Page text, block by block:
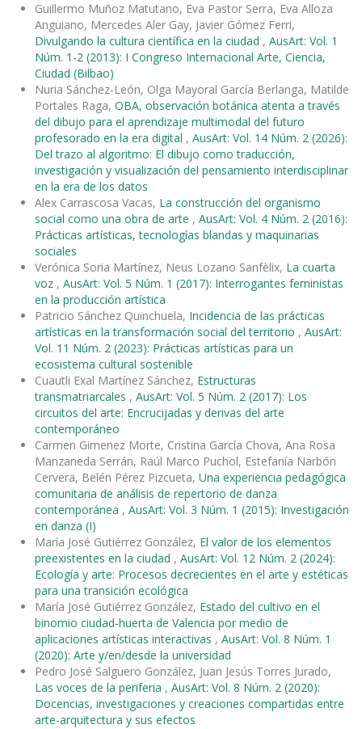
Guillermo Muñoz Matutano, Eva Pastor Serra, Eva Alloza
Anguiano, Mercedes Aler Gay, Javier Gómez Ferri,
Divulgando la cultura científica en la ciudad , AusArt: Vol. 1
Núm. 1-2 (2013): I Congreso Internacional Arte, Ciencia,
Ciudad (Bilbao)
Nuria Sánchez-León, Olga Mayoral García Berlanga, Matilde
Portales Raga, OBA, observación botánica atenta a través
del dibujo para el aprendizaje multimodal del futuro
profesorado en la era digital , AusArt: Vol. 14 Núm. 2 (2026):
Del trazo al algoritmo: El dibujo como traducción,
investigación y visualización del pensamiento interdisciplinar
en la era de los datos
Alex Carrascosa Vacas, La construcción del organismo
social como una obra de arte , AusArt: Vol. 4 Núm. 2 (2016):
Prácticas artísticas, tecnologías blandas y maquinarias
sociales
Verónica Soria Martínez, Neus Lozano Sanfèlix, La cuarta
voz , AusArt: Vol. 5 Núm. 1 (2017): Interrogantes feministas
en la producción artística
Patricio Sánchez Quinchuela, Incidencia de las prácticas
artísticas en la transformación social del territorio , AusArt:
Vol. 11 Núm. 2 (2023): Prácticas artísticas para un
ecosistema cultural sostenible
Cuautli Exal Martínez Sánchez, Estructuras
transmatriarcales , AusArt: Vol. 5 Núm. 2 (2017): Los
circuitos del arte: Encrucijadas y derivas del arte
contemporáneo
Carmen Gimenez Morte, Cristina García Chova, Ana Rosa
Manzaneda Serrán, Raúl Marco Puchol, Estefanía Narbón
Cervera, Belén Pérez Pizcueta, Una experiencia pedagógica
comunitaria de análisis de repertorio de danza
contemporánea , AusArt: Vol. 3 Núm. 1 (2015): Investigación
en danza (I)
María José Gutiérrez González, El valor de los elementos
preexistentes en la ciudad , AusArt: Vol. 12 Núm. 2 (2024):
Ecología y arte: Procesos decrecientes en el arte y estéticas
para una transición ecológica
María José Gutiérrez González, Estado del cultivo en el
binomio ciudad-huerta de Valencia por medio de
aplicaciones artísticas interactivas , AusArt: Vol. 8 Núm. 1
(2020): Arte y/en/desde la universidad
Pedro José Salguero González, Juan Jesús Torres Jurado,
Las voces de la periferia , AusArt: Vol. 8 Núm. 2 (2020):
Docencias, investigaciones y creaciones compartidas entre
arte-arquitectura y sus efectos